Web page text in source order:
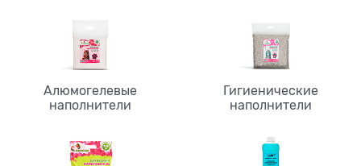
Алюмогелевые
наполнители
Гигиенические
наполнители